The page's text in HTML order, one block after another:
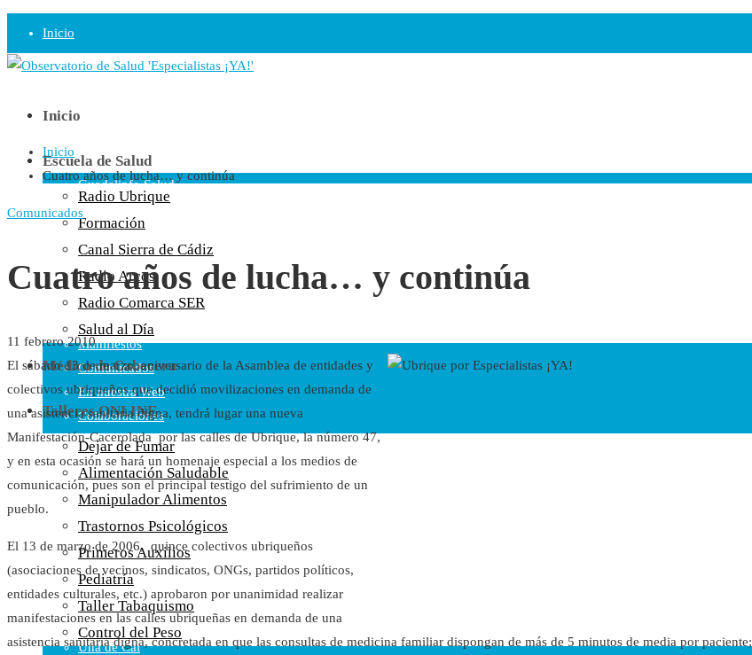
Inicio
Observatorio
Opinión
Radio
Guadalinfo Salud
Radio Guadalete
COPE Pontevedra
Salud en Radio Ubrique
Salud en Verano
Plataforma
Manifiestos
Comunicados
En nuestra Web
Colaboraciones
Cartas al Director
Medios de Comunicación
Otros
Vídeos
Audio
Cara Oscura Sanidad
Humor
Cal y Arena
Una de Cal
Inicio
Escuela de Salud
Radio Ubrique
Formación
Canal Sierra de Cádiz
Radio Arcos
Radio Comarca SER
Salud al Día
Médico de Cabecera
Talleres ONLINE
Dejar de Fumar
Alimentación Saludable
Manipulador Alimentos
Trastornos Psicológicos
Primeros Auxilios
Pediatría
Taller Tabaquismo
Control del Peso
Inicio
Cuatro años de lucha… y continúa
Comunicados
Cuatro años de lucha… y continúa
11 febrero 2010
El sábado 13 de marzo, aniversario de la Asamblea de entidades y
colectivos ubriqueños que decidió movilizaciones en demanda de
una asistencia sanitaria digna, tendrá lugar una nueva
Manifestación-Cacerolada por las calles de Ubrique, la número 47,
y en esta ocasión se hará un homenaje especial a los medios de
comunicación, pues son el principal testigo del sufrimiento de un
pueblo.
El 13 de marzo de 2006, quince colectivos ubriqueños
(asociaciones de vecinos, sindicatos, ONGs, partidos políticos,
entidades culturales, etc.) aprobaron por unanimidad realizar
manifestaciones en las calles ubriqueñas en demanda de una
asistencia sanitaria digna, concretada en que las consultas de medicina familiar dispongan de más de 5 minutos de media por paciente;